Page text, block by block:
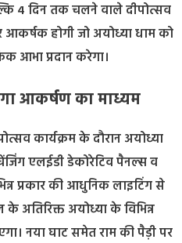
4 दिन तक चलने वाले दीपोत्सव
आकर्षक होगी जो अयोध्या धाम को
आभा प्रदान करेगा।
आकर्षण का माध्यम
कार्यक्रम के दौरान अयोध्या
एलईडी डेकोरेटिव पैनल्स व
प्रकार की आधुनिक लाइटिंग से
अतिरिक्त अयोध्या के विभिन्न
नया घाट समेत राम की पैड़ी पर